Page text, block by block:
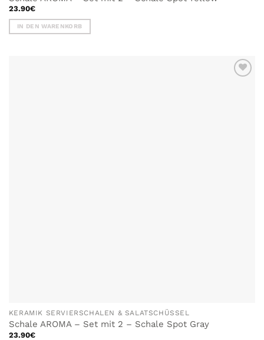
23.90€
IN DEN WARENKORB
KERAMIK SERVIERSCHALEN & SALATSCHÜSSEL
Schale AROMA – Set mit 2 – Schale Spot Gray
23.90€